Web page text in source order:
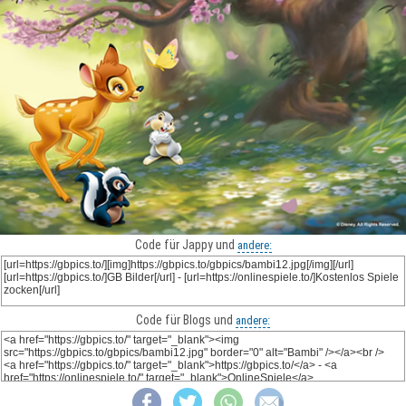
Code für Jappy und andere:
Code für Blogs und andere: